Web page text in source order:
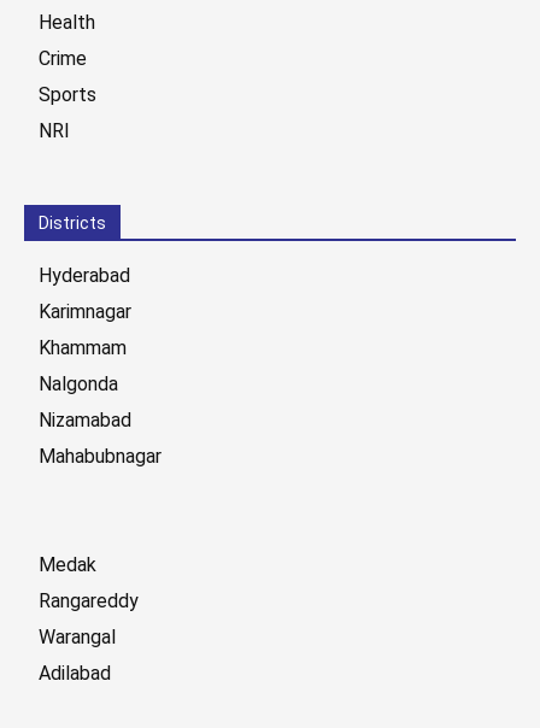
Health
Crime
Sports
NRI
Districts
Hyderabad
Karimnagar
Khammam
Nalgonda
Nizamabad
Mahabubnagar
Medak
Rangareddy
Warangal
Adilabad